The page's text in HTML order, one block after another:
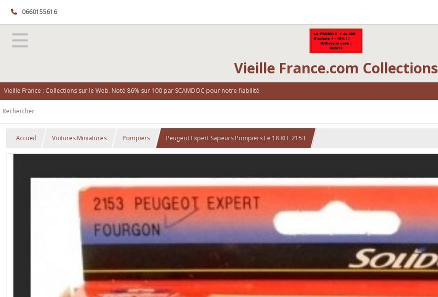
0660155616
Vieille France.com Collections
Vieille France : Collections sur le Web. Noté 86% sur 100 par SCAMDOC pour notre fiabilité
Accueil Voitures Miniatures Pompiers Peugeot Expert Sapeurs Pompiers Le 18 REF 2153